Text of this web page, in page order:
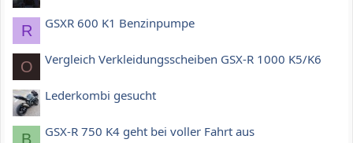
R GSXR 600 K1 Benzinpumpe
O Vergleich Verkleidungsscheiben GSX-R 1000 K5/K6
Lederkombi gesucht
B GSX-R 750 K4 geht bei voller Fahrt aus